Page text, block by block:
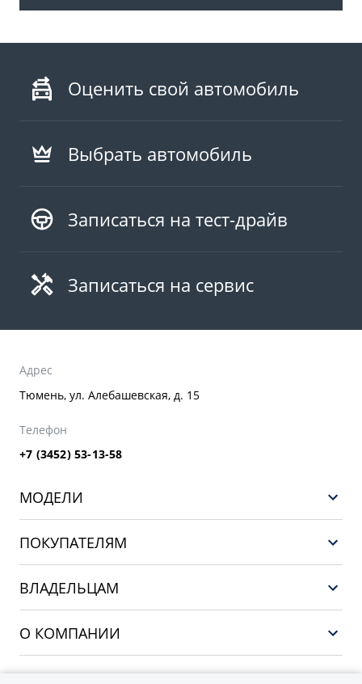
Оценить свой автомобиль
Выбрать автомобиль
Записаться на тест-драйв
Записаться на сервис
Адрес
Тюмень, ул. Алебашевская, д. 15
Телефон
+7 (3452) 53-13-58
МОДЕЛИ
CITYRAY
ATLAS
OKAVANGO
MONJARO
ПОКУПАТЕЛЯМ
ВЛАДЕЛЬЦАМ
О КОМПАНИИ